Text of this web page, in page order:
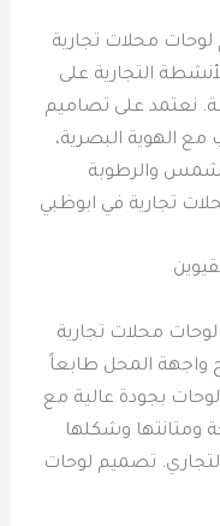
محلات تجارية
التجارية على
نعتمد على تصاميم
الهوية البصرية،
والرطوبة
تجارية في ابوظبي
محلات تجارية
واجهة المحل طابعاً
بجودة عالية مع
ومتانتها وشكلها
تصميم لوحات